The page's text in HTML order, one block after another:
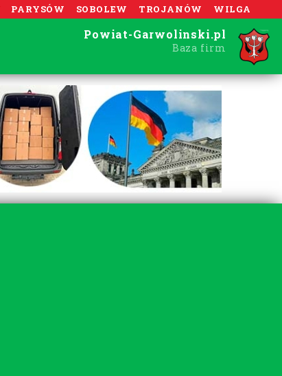
PARYSÓW SOBOLEW TROJANÓW WILGA
Powiat-Garwolinski.pl
Baza firm